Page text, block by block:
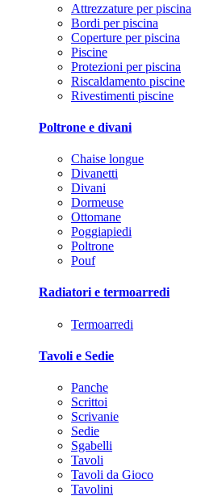
Attrezzature per piscina
Bordi per piscina
Coperture per piscina
Piscine
Protezioni per piscina
Riscaldamento piscine
Rivestimenti piscine
Poltrone e divani
Chaise longue
Divanetti
Divani
Dormeuse
Ottomane
Poggiapiedi
Poltrone
Pouf
Radiatori e termoarredi
Termoarredi
Tavoli e Sedie
Panche
Scrittoi
Scrivanie
Sedie
Sgabelli
Tavoli
Tavoli da Gioco
Tavolini